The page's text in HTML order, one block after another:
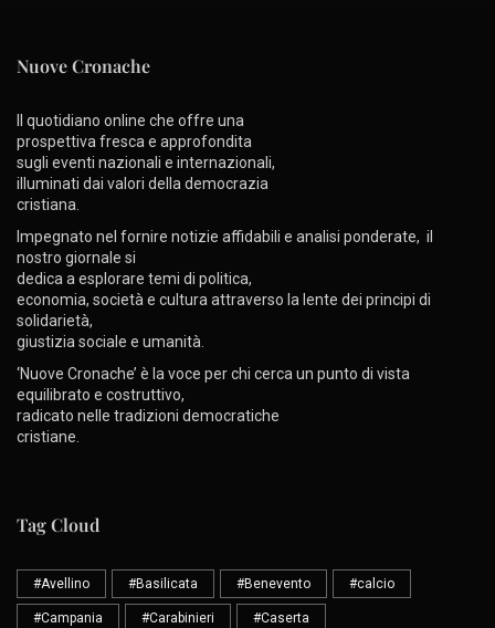
Nuove Cronache
Il quotidiano online che offre una
prospettiva fresca e approfondita
sugli eventi nazionali e internazionali,
illuminati dai valori della democrazia
cristiana.
Impegnato nel fornire notizie affidabili e analisi ponderate, il
nostro giornale si
dedica a esplorare temi di politica,
economia, società e cultura attraverso la lente dei principi di
solidarietà,
giustizia sociale e umanità.
‘Nuove Cronache’ è la voce per chi cerca un punto di vista
equilibrato e costruttivo,
radicato nelle tradizioni democratiche
cristiane.
Tag Cloud
#Avellino #Basilicata #Benevento #calcio
#Campania #Carabinieri #Caserta